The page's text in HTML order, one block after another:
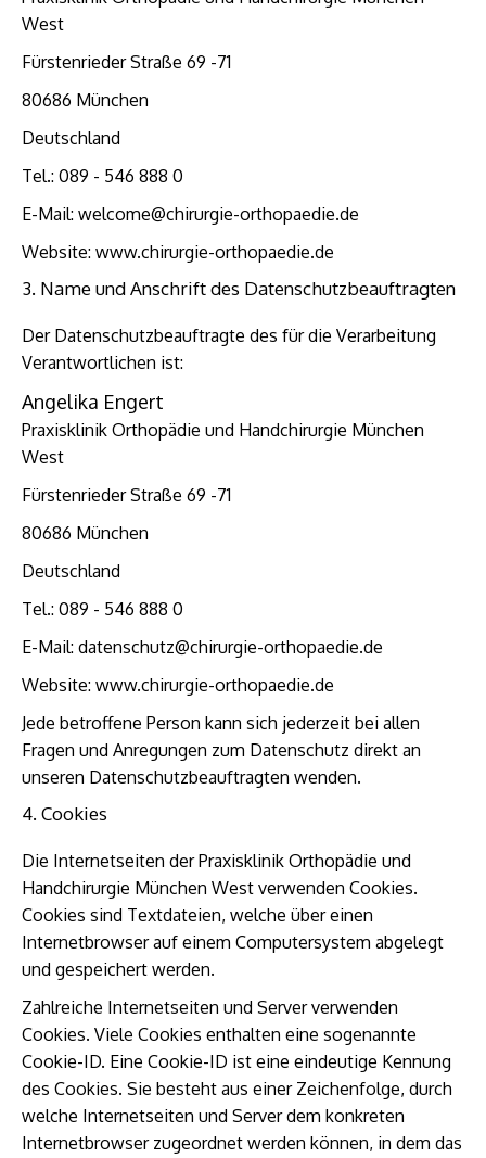
West
Fürstenrieder Straße 69 -71
80686 München
Deutschland
Tel.: 089 - 546 888 0
E-Mail: welcome@chirurgie-orthopaedie.de
Website: www.chirurgie-orthopaedie.de
3. Name und Anschrift des Datenschutzbeauftragten
Der Datenschutzbeauftragte des für die Verarbeitung
Verantwortlichen ist:
Angelika Engert
Praxisklinik Orthopädie und Handchirurgie München
West
Fürstenrieder Straße 69 -71
80686 München
Deutschland
Tel.: 089 - 546 888 0
E-Mail: datenschutz@chirurgie-orthopaedie.de
Website: www.chirurgie-orthopaedie.de
Jede betroffene Person kann sich jederzeit bei allen
Fragen und Anregungen zum Datenschutz direkt an
unseren Datenschutzbeauftragten wenden.
4. Cookies
Die Internetseiten der Praxisklinik Orthopädie und
Handchirurgie München West verwenden Cookies.
Cookies sind Textdateien, welche über einen
Internetbrowser auf einem Computersystem abgelegt
und gespeichert werden.
Zahlreiche Internetseiten und Server verwenden
Cookies. Viele Cookies enthalten eine sogenannte
Cookie-ID. Eine Cookie-ID ist eine eindeutige Kennung
des Cookies. Sie besteht aus einer Zeichenfolge, durch
welche Internetseiten und Server dem konkreten
Internetbrowser zugeordnet werden können, in dem das